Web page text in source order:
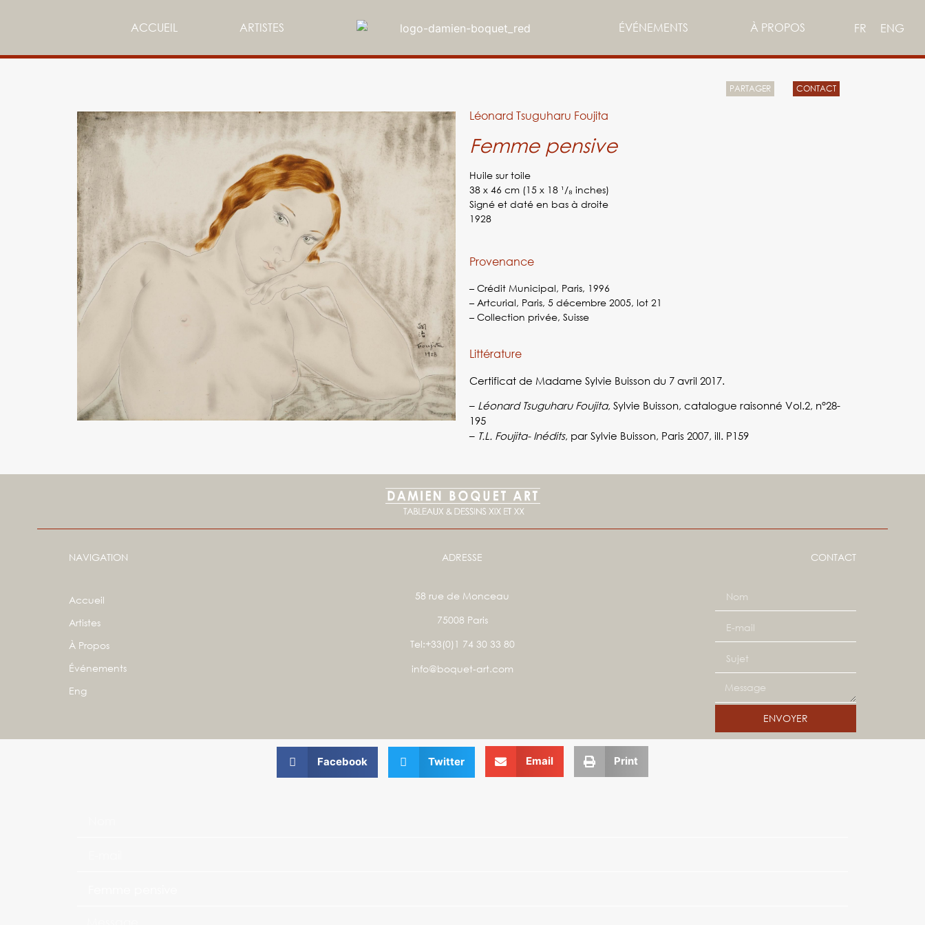
ACCUEIL ARTISTES FR ENG
ÉVÉNEMENTS À PROPOS
PARTAGER CONTACT
Léonard Tsuguharu Foujita
Femme pensive
Huile sur toile
38 x 46 cm (15 x 18 ¹/₈ inches)
Signé et daté en bas à droite
1928
Provenance
– Crédit Municipal, Paris, 1996
– Artcurial, Paris, 5 décembre 2005, lot 21
– Collection privée, Suisse
Littérature
Certificat de Madame Sylvie Buisson du 7 avril 2017.
– Léonard Tsuguharu Foujita, Sylvie Buisson, catalogue raisonné Vol.2, n°28-
195
– T.L. Foujita- Inédits, par Sylvie Buisson, Paris 2007, ill. P159
NAVIGATION
Accueil
Artistes
À Propos
Événements
Eng
ADRESSE
58 rue de Monceau
75008 Paris
Tel:+33(0)1 74 30 33 80
info@boquet-art.com
CONTACT
ENVOYER
Facebook Twitter Email Print